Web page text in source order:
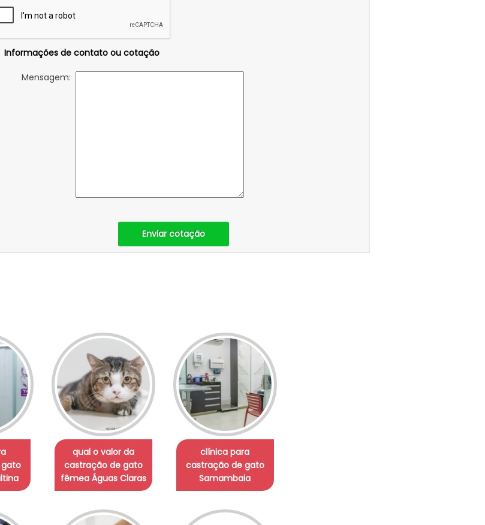
Informações de contato ou cotação
Mensagem:
Enviar cotação
qual o valor da
castração de gato
fêmea Águas Claras
clínica para
castração de gato
Samambaia